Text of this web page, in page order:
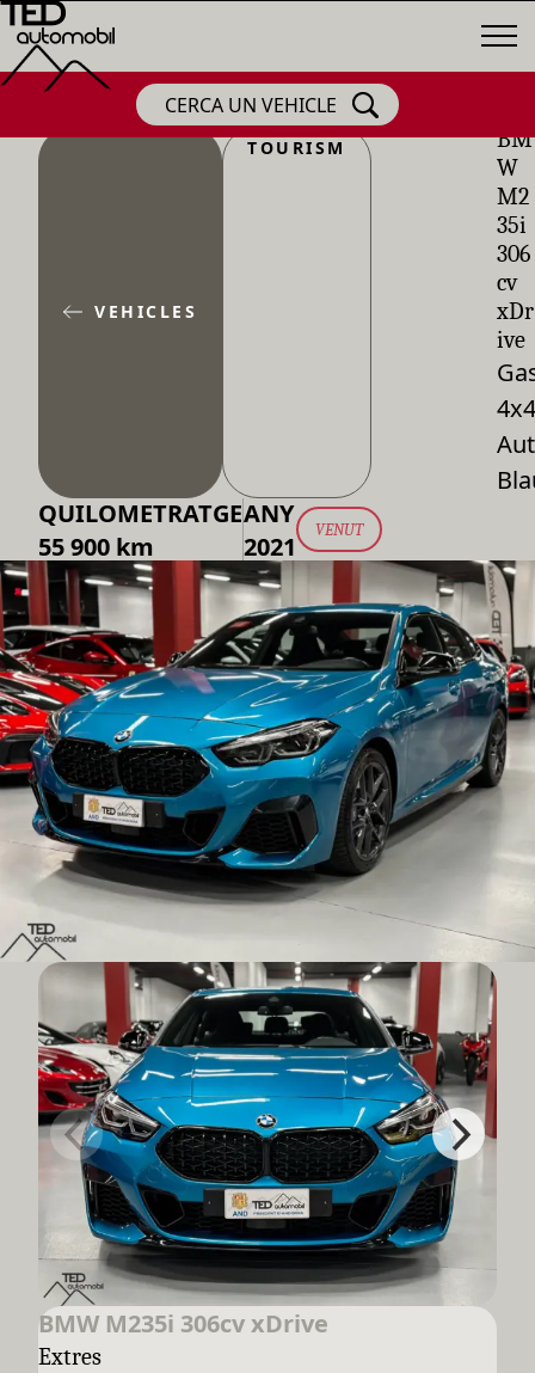
CERCA UN VEHICLE
VEHICLES
TOURISM
BM
W
M2
35i
306
cv
xDr
ive
4x4
QUILOMETRATGE
55 900 km
ANY
2021
VENUT
BMW M235i 306cv xDrive
Extres